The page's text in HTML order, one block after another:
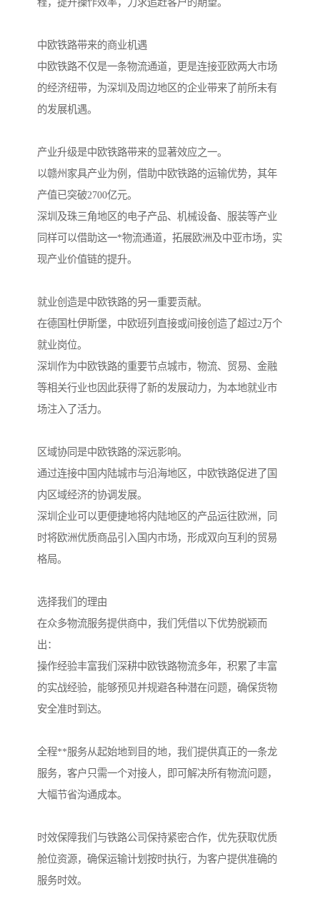
程，提升操作效率，力求追赶客户的期望。
中欧铁路带来的商业机遇
中欧铁路不仅是一条物流通道，更是连接亚欧两大市场
的经济纽带，为深圳及周边地区的企业带来了前所未有
的发展机遇。
产业升级是中欧铁路带来的显著效应之一。
以赣州家具产业为例，借助中欧铁路的运输优势，其年
产值已突破2700亿元。
深圳及珠三角地区的电子产品、机械设备、服装等产业
同样可以借助这一*物流通道，拓展欧洲及中亚市场，实
现产业价值链的提升。
就业创造是中欧铁路的另一重要贡献。
在德国杜伊斯堡，中欧班列直接或间接创造了超过2万个
就业岗位。
深圳作为中欧铁路的重要节点城市，物流、贸易、金融
等相关行业也因此获得了新的发展动力，为本地就业市
场注入了活力。
区域协同是中欧铁路的深远影响。
通过连接中国内陆城市与沿海地区，中欧铁路促进了国
内区域经济的协调发展。
深圳企业可以更便捷地将内陆地区的产品运往欧洲，同
时将欧洲优质商品引入国内市场，形成双向互利的贸易
格局。
选择我们的理由
在众多物流服务提供商中，我们凭借以下优势脱颖而
出：
操作经验丰富我们深耕中欧铁路物流多年，积累了丰富
的实战经验，能够预见并规避各种潜在问题，确保货物
安全准时到达。
全程**服务从起始地到目的地，我们提供真正的一条龙
服务，客户只需一个对接人，即可解决所有物流问题，
大幅节省沟通成本。
时效保障我们与铁路公司保持紧密合作，优先获取优质
舱位资源，确保运输计划按时执行，为客户提供准确的
服务时效。